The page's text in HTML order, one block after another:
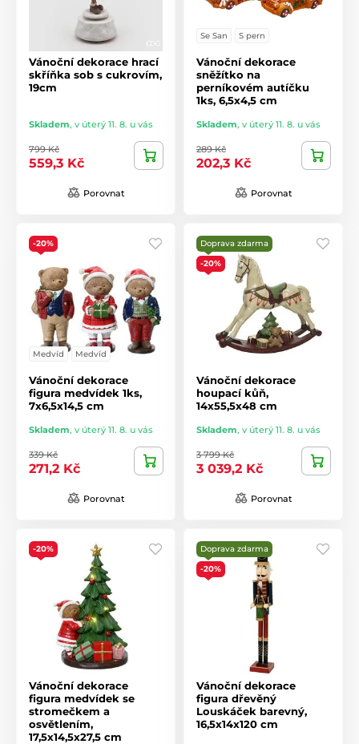
Vánoční dekorace hrací
skříňka sob s cukrovím,
19cm
Skladem, v úterý 11. 8. u vás
799 Kč
559,3 Kč
Porovnat
Se San S pern
Vánoční dekorace
sněžítko na
perníkovém autíčku
1ks, 6,5x4,5 cm
Skladem, v úterý 11. 8. u vás
289 Kč
202,3 Kč
Porovnat
-20%
Medvíd Medvíd
Vánoční dekorace
figura medvídek 1ks,
7x6,5x14,5 cm
Skladem, v úterý 11. 8. u vás
339 Kč
271,2 Kč
Porovnat
Doprava zdarma
-20%
Vánoční dekorace
houpací kůň,
14x55,5x48 cm
Skladem, v úterý 11. 8. u vás
3 799 Kč
3 039,2 Kč
Porovnat
-20%
Vánoční dekorace
figura medvídek se
stromečkem a
osvětlením,
17,5x14,5x27,5 cm
Doprava zdarma
-20%
Vánoční dekorace
figura dřevěný
Louskáček barevný,
16,5x14x120 cm